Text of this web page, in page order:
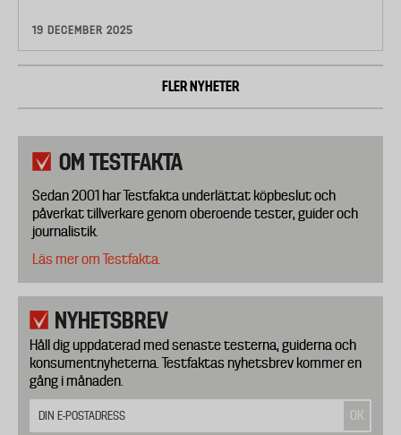
19 DECEMBER 2025
FLER NYHETER
OM TESTFAKTA
Sedan 2001 har Testfakta underlättat köpbeslut och
påverkat tillverkare genom oberoende tester, guider och
journalistik.
Läs mer om Testfakta.
NYHETSBREV
Håll dig uppdaterad med senaste testerna, guiderna och
konsumentnyheterna. Testfaktas nyhetsbrev kommer en
gång i månaden.